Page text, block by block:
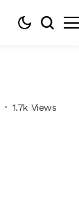
1.7k Views